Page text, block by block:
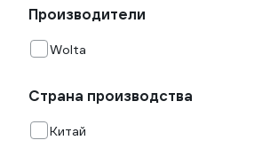
Производители
Wolta
Страна производства
Китай